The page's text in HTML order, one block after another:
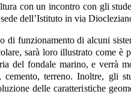
con un incontro con gli
dell’Istituto in via
funzionamento di alcuni
sarà loro illustrato come è
del fondale marino, e verrà
terreno. Inoltre, gli
delle caratteristiche